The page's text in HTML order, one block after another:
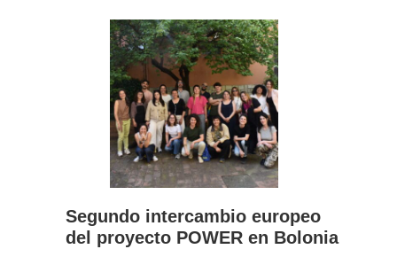
Segundo intercambio europeo
del proyecto POWER en Bolonia